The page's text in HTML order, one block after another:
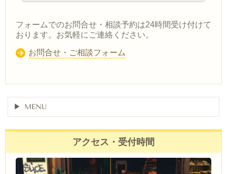
フォームでのお問合せ・相談予約は24時間受け付けて
おります。お気軽にご連絡ください。
お問合せ・ご相談フォーム
MENU
アクセス・受付時間